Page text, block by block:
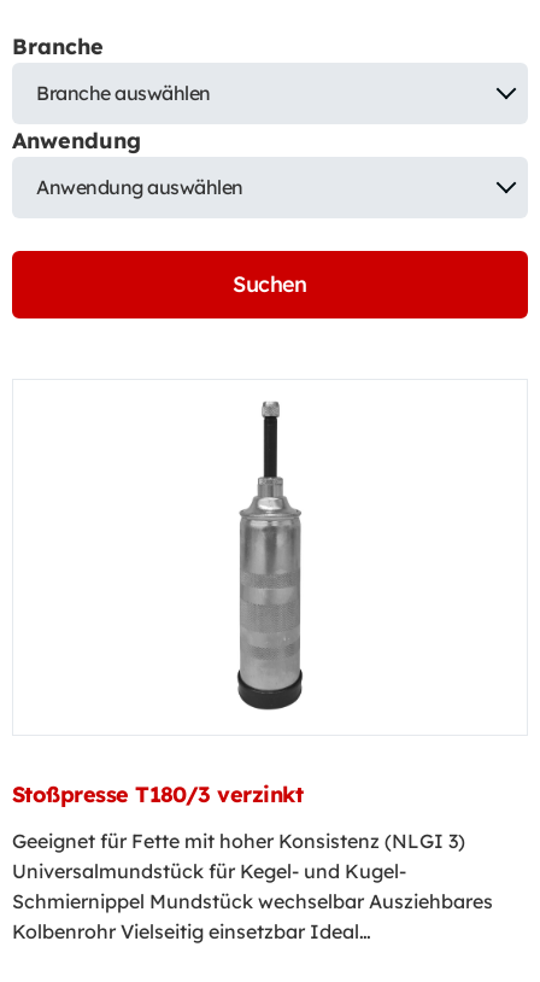
Branche
Branche auswählen
Anwendung
Anwendung auswählen
Suchen
Stoßpresse T180/3 verzinkt
Geeignet für Fette mit hoher Konsistenz (NLGI 3)
Universalmundstück für Kegel- und Kugel-
Schmiernippel Mundstück wechselbar Ausziehbares
Kolbenrohr Vielseitig einsetzbar Ideal…